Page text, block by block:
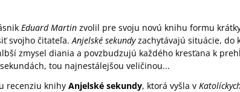
Eduard Martin zvolil pre svoju novú knihu formu
svojho čitateľa. Anjelské sekundyzachytávajú situácie, do
zmysel diania a povzbudzujú každého kresťana k
tou najnestálejšou veličinou...
recenziu knihy Anjelské sekundy, ktorá vyšla v